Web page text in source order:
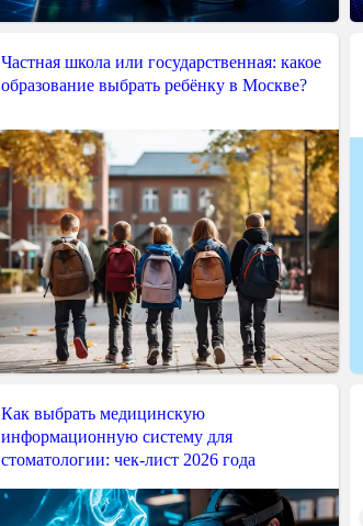
Частная школа или государственная: какое
образование выбрать ребёнку в Москве?
Как выбрать медицинскую
информационную систему для
стоматологии: чек-лист 2026 года